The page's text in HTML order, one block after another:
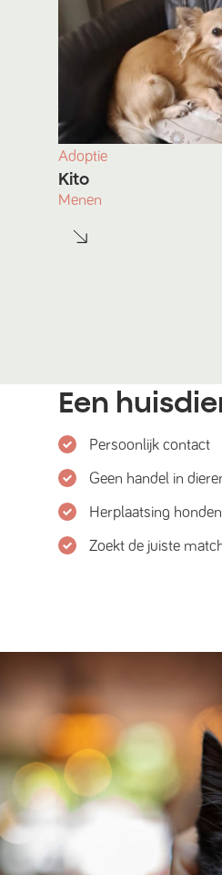
Adoptie
Kito
Menen
Een
Persoonlijk contact
Geen handel in
Herplaatsing
Zoekt de juiste